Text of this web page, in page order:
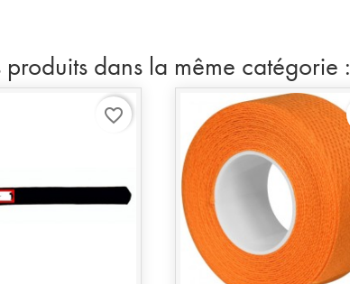
produits dans la même catégorie :
favorite_border